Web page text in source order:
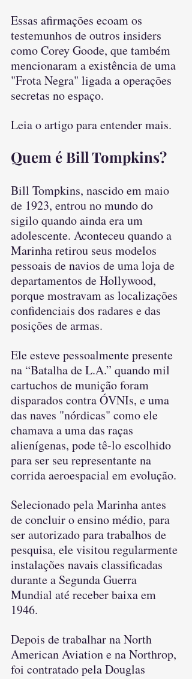
Essas afirmações ecoam os
testemunhos de outros insiders
como Corey Goode, que também
mencionaram a existência de uma
"Frota Negra" ligada a operações
secretas no espaço.
Leia o artigo para entender mais.
Quem é Bill Tompkins?
Bill Tompkins, nascido em maio
de 1923, entrou no mundo do
sigilo quando ainda era um
adolescente. Aconteceu quando a
Marinha retirou seus modelos
pessoais de navios de uma loja de
departamentos de Hollywood,
porque mostravam as localizações
confidenciais dos radares e das
posições de armas.
Ele esteve pessoalmente presente
na “Batalha de L.A.” quando mil
cartuchos de munição foram
disparados contra ÓVNIs, e uma
das naves "nórdicas" como ele
chamava a uma das raças
alienígenas, pode tê-lo escolhido
para ser seu representante na
corrida aeroespacial em evolução.
Selecionado pela Marinha antes
de concluir o ensino médio, para
ser autorizado para trabalhos de
pesquisa, ele visitou regularmente
instalações navais classificadas
durante a Segunda Guerra
Mundial até receber baixa em
1946.
Depois de trabalhar na North
American Aviation e na Northrop,
foi contratado pela Douglas